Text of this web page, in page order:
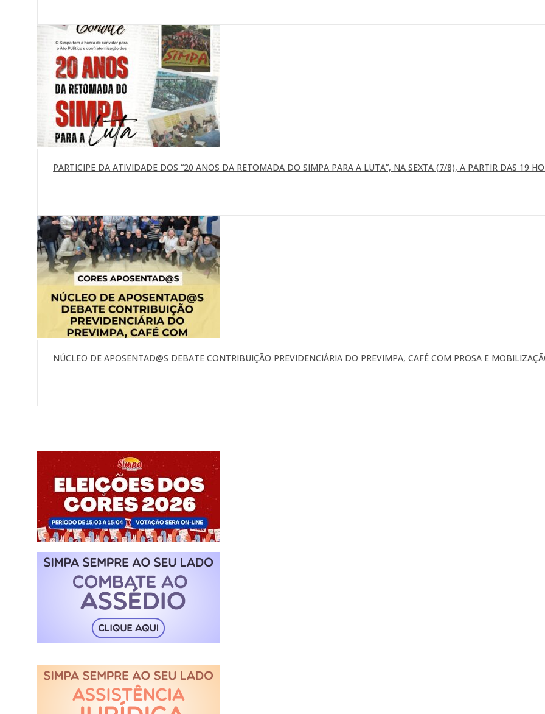
PARTICIPE DA ATIVIDADE DOS “20 ANOS DA RETOMADA DO SIMPA PARA A LUTA”, NA SEXTA (7/8), A PARTIR DAS 19
NÚCLEO DE APOSENTAD@S DEBATE CONTRIBUIÇÃO PREVIDENCIÁRIA DO PREVIMPA, CAFÉ COM PROSA E